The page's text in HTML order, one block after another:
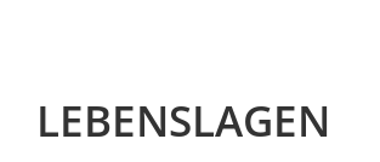
LEBENSLAGEN